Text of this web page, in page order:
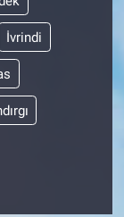
İvrindi